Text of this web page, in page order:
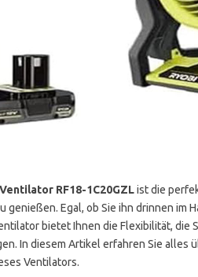
RF18-1C20GZList die
genießen. Egal, ob Sie ihn drinnen im
bietet Ihnen die Flexibilität, die
In diesem Artikel erfahren Sie alles
Ventilators.